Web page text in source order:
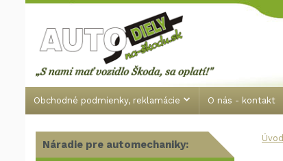
Obchodné podmienky, reklamácie O nás - kontakt
Náradie pre automechaniky: Úvod